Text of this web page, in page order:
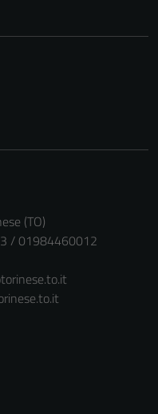
(TO)
/ 01984460012
essere